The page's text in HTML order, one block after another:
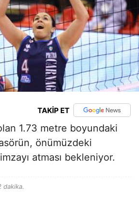
TAKİP ET
1.73 metre boyundaki
önümüzdeki
atması bekleniyor.
dakika.